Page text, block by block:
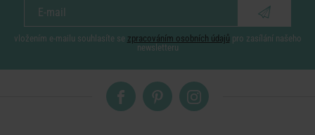
vložením e-mailu souhlasíte se zpracováním osobních údajů pro zasílání našeho
newsletteru